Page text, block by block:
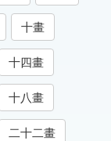
十畫
十四畫
十八畫
二十二畫